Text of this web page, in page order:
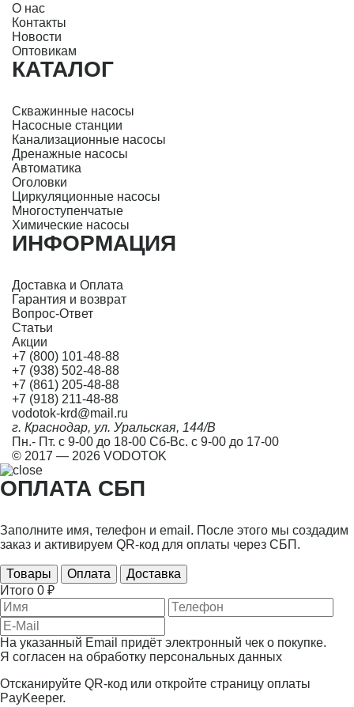
О нас
Контакты
Новости
Оптовикам
КАТАЛОГ
Скважинные насосы
Насосные станции
Канализационные насосы
Дренажные насосы
Автоматика
Оголовки
Циркуляционные насосы
Многоступенчатые
Химические насосы
ИНФОРМАЦИЯ
Доставка и Оплата
Гарантия и возврат
Вопрос-Ответ
Статьи
Акции
+7 (800) 101-48-88
+7 (938) 502-48-88
+7 (861) 205-48-88
+7 (918) 211-48-88
vodotok-krd@mail.ru
г. Краснодар, ул. Уральская, 144/В
Пн.- Пт. с 9-00 до 18-00 Сб-Вс. с 9-00 до 17-00
© 2017 — 2026 VODOTOK
ОПЛАТА СБП
Заполните имя, телефон и email. После этого мы создадим
заказ и активируем QR-код для оплаты через СБП.
Товары Оплата
Доставка
Итого 0 ₽
На указанный Email придёт электронный чек о покупке.
Я согласен на обработку персональных данных
Отсканируйте QR-код или откройте страницу оплаты
PayKeeper.